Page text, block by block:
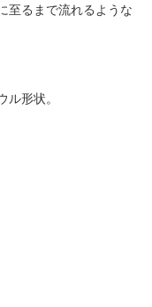
至るまで流れるような
形状。